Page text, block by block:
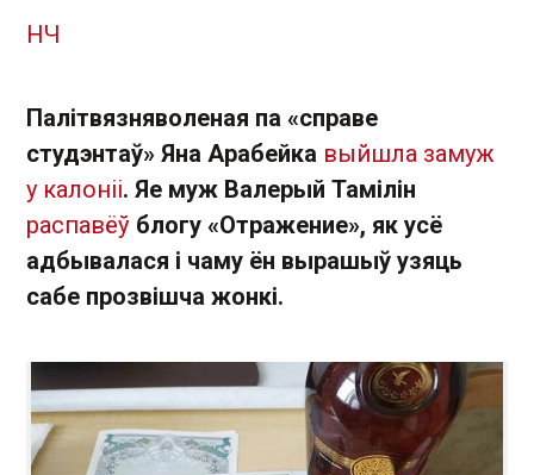
НЧ
Палітвязняволеная па «справе
студэнтаў» Яна Арабейка выйшла замуж
у калоніі. Яе муж Валерый Тамілін
распавёў блогу «Отражение», як усё
адбывалася і чаму ён вырашыў узяць
сабе прозвішча жонкі.